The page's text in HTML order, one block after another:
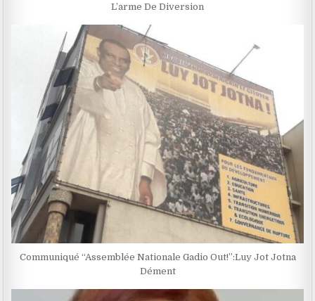
L’arme De Diversion
Communiqué “Assemblée Nationale Gadio Out!”:Luy Jot Jotna
Dément